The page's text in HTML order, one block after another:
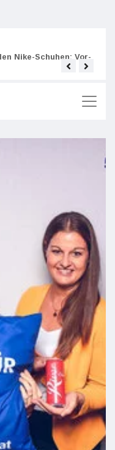
Nike-Schuhen: Vor-